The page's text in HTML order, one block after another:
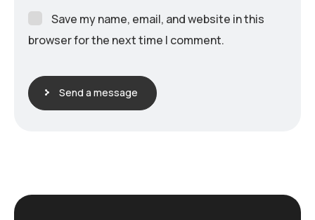
Save my name, email, and website in this
browser for the next time I comment.
Send a message